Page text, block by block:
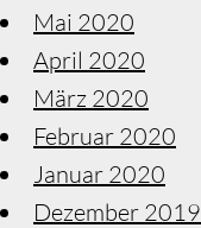
Mai 2020
April 2020
März 2020
Februar 2020
Januar 2020
Dezember 2019